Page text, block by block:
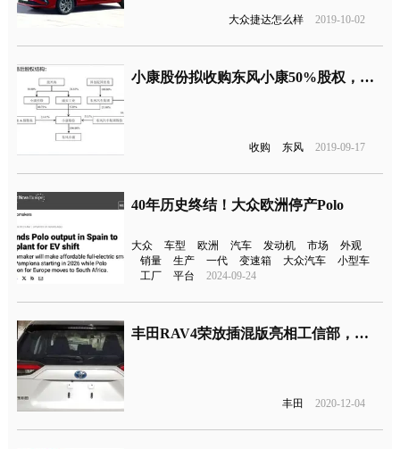
大众捷达怎么样 2019-10-02
小康股份拟收购东风小康50%股权，实现全资控股
收购 东风 2019-09-17
40年历史终结！大众欧洲停产Polo
大众 车型 欧洲 汽车 发动机 市场
外观
销量
生产 一代 变速箱 大众汽车
小型车
工厂
平台 2024-09-24
丰田RAV4荣放插混版亮相工信部，油耗1.1L
丰田 2020-12-04